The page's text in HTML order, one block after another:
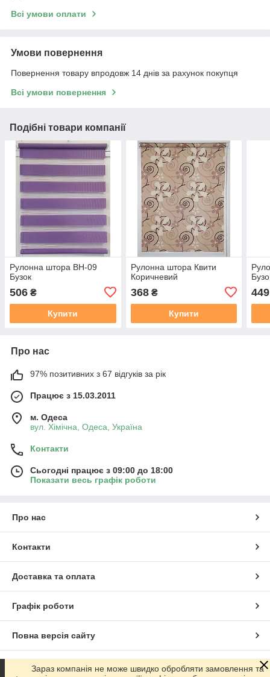
Всі умови оплати
Умови повернення
Повернення товару впродовж 14 днів за рахунок покупця
Всі умови повернення
Подібні товари компанії
Рулонна штора ВН-09
Бузок
506 ₴
Купити
Рулонна штора Квити
Коричневий
368₴
Купити
449
Про нас
97% позитивних з 67 відгуків за рік
Працює з 15.03.2011
м. Одеса
вул. Хiмiчна, Одеса, Україна
Контакти
Сьогодні працює з 09:00 до 18:00
Показати весь графік роботи
Про нас
Контакти
Доставка та оплата
Графік роботи
Повна версія сайту
Сайт створено на маркетплейсі Prom.ua
Зараз компанія не може швидко обробляти замовлення та